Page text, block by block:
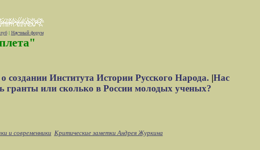
| Научный форум
создании Института Истории Русского Народа. |Нас
гранты или сколько в России молодых ученых?
и современники Критические заметки Андрея Журкина